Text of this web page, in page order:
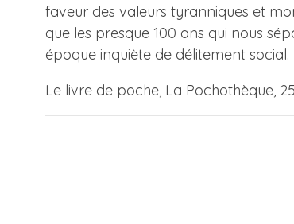
faveur des valeurs tyranniques et
que les presque 100 ans qui nous
époque inquiète de délitement social.
Le livre de poche, La Pochothèque,